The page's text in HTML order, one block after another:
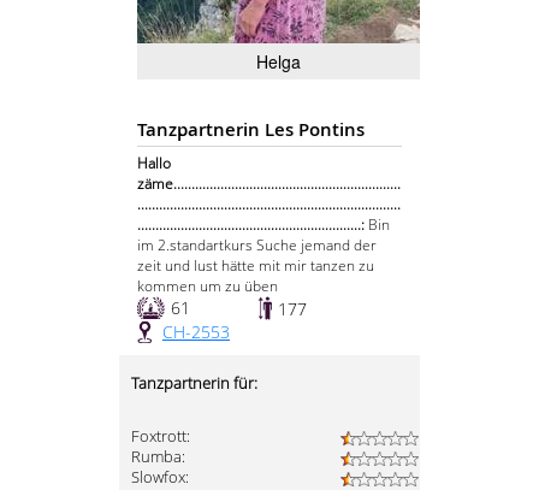
Helga
Tanzpartnerin Les Pontins
Hallo
zäme...............................................................
.........................................................................
..............................................................: Bin
im 2.standartkurs Suche jemand der
zeit und lust hätte mit mir tanzen zu
kommen um zu üben
61
177
CH-2553
Tanzpartnerin für:
Foxtrott:
Rumba:
Slowfox: